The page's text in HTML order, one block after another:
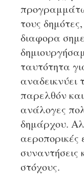
τους
διαφορα
ταυτότητα
αναδεικνύει
παρελθόν
ανάλογες
δημάρχου.
αεροπορικές
συναντήσεις
στόχους.